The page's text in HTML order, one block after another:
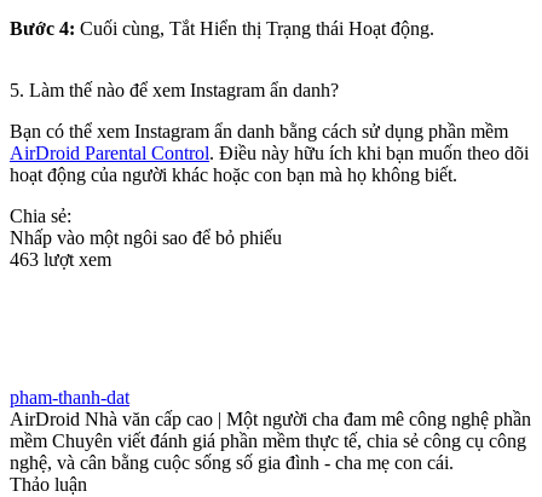
Bước 4: Cuối cùng, Tắt Hiển thị Trạng thái Hoạt động.
5. Làm thế nào để xem Instagram ẩn danh?
Bạn có thể xem Instagram ẩn danh bằng cách sử dụng phần mềm
AirDroid Parental Control. Điều này hữu ích khi bạn muốn theo dõi
hoạt động của người khác hoặc con bạn mà họ không biết.
Chia sẻ:
Nhấp vào một ngôi sao để bỏ phiếu
463 lượt xem
pham-thanh-dat
AirDroid Nhà văn cấp cao | Một người cha đam mê công nghệ phần
mềm Chuyên viết đánh giá phần mềm thực tế, chia sẻ công cụ công
nghệ, và cân bằng cuộc sống số gia đình - cha mẹ con cái.
Thảo luận